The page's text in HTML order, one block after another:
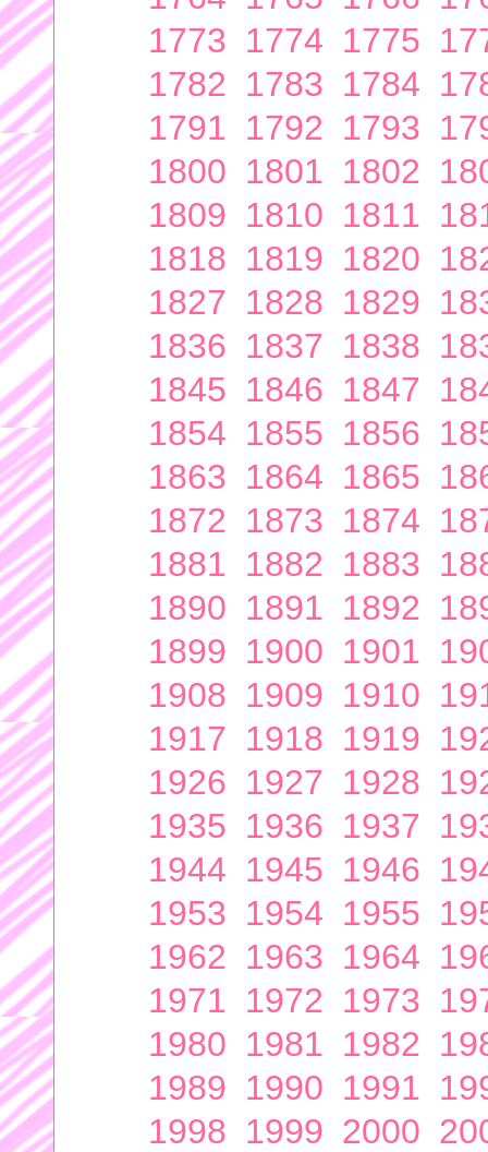
1773 1774 1775
1782 1783 1784
1791 1792 1793
1800 1801 1802
1809 1810 1811
1818 1819 1820
1827 1828 1829
1836 1837 1838
1845 1846 1847
1854 1855 1856
1863 1864 1865
1872 1873 1874
1881 1882 1883
1890 1891 1892
1899 1900 1901
1908 1909 1910
1917 1918 1919
1926 1927 1928
1935 1936 1937
1944 1945 1946
1953 1954 1955
1962 1963 1964
1971 1972 1973
1980 1981 1982
1989 1990 1991
1998 1999 2000